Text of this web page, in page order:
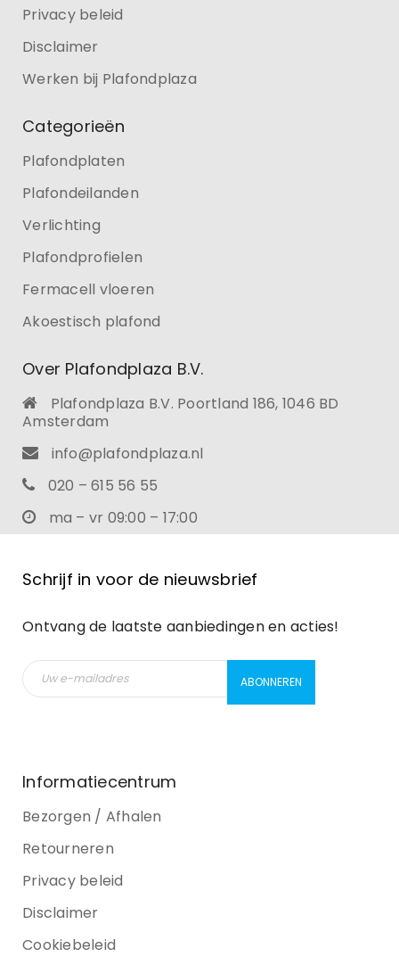
Privacy beleid
Disclaimer
Werken bij Plafondplaza
Categorieën
Plafondplaten
Plafondeilanden
Verlichting
Plafondprofielen
Fermacell vloeren
Akoestisch plafond
Over Plafondplaza B.V.
Plafondplaza B.V. Poortland 186, 1046 BD
Amsterdam
info@plafondplaza.nl
020 – 615 56 55
ma – vr 09:00 – 17:00
Schrijf in voor de nieuwsbrief
Ontvang de laatste aanbiedingen en acties!
Informatiecentrum
Bezorgen / Afhalen
Retourneren
Privacy beleid
Disclaimer
Cookiebeleid